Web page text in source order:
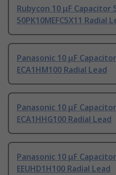
Rubycon 10 μF Capacitor
50PK10MEFC5X11 Radial
Panasonic 10 μF
ECA1HM100 Radial Lead
Panasonic 10 μF
ECA1HHG100 Radial Lead
Panasonic 10 μF
EEUHD1H100 Radial Lead